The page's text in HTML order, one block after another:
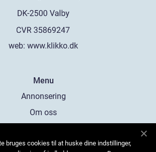
web: www.klikko.dk
Menu
Annonsering
Om oss
Kontakta oss
bruges cookies til at huske dine indstillinger,